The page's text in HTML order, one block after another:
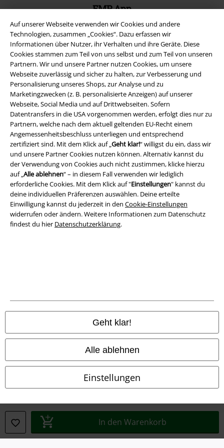
Auf unserer Webseite verwenden wir Cookies und andere
Technologien, zusammen „Cookies“. Dazu erfassen wir
Informationen über Nutzer, ihr Verhalten und ihre Geräte. Diese
Cookies stammen zum Teil von uns selbst und zum Teil von unseren
Partnern. Wir und unsere Partner nutzen Cookies, um unsere
Webseite zuverlässig und sicher zu halten, zur Verbesserung und
Personalisierung unseres Shops, zur Analyse und zu
Marketingzwecken (z. B. personalisierte Anzeigen) auf unserer
Webseite, Social Media und auf Drittwebseiten. Sofern
Datentransfers in die USA vorgenommen werden, erfolgt dies nur zu
Partnern, welche nach dem aktuell geltenden EU-Recht einem
Angemessenheitsbeschluss unterliegen und entsprechend
zertifiziert sind. Mit dem Klick auf „Geht klar!“ willigst du ein, dass wir
und unsere Partner Cookies nutzen können. Alternativ kannst du
der Verwendung von Cookies auch nicht zustimmen, klicke hierzu
auf „Alle ablehnen“ – in diesem Fall verwenden wir lediglich
erforderliche Cookies. Mit dem Klick auf "Einstellungen" kannst du
deine individuellen Präferenzen auswählen. Deine erteilte
Einwilligung kannst du jederzeit in den Cookie-Einstellungen
widerrufen oder ändern. Weitere Informationen zum Datenschutz
findest du hier Datenschutzerklärung.
Geht klar!
Alle ablehnen
Einstellungen
In den Warenkorb
EMP App
Lade dir jetzt kostenlos unsere neue EMP App runter und genieße
die vielen neuen Funktionen und Vorteile!
A Warner Music Group Company
Datenschutz
Entsorgung und Umweltschutz
Information zur Barrierefreiheit
Cookie-Einstellungen
Vertrag widerrufen
Alle Preise inkl. gesetzlicher Mehrwertsteuer, zzgl.Versandkosten